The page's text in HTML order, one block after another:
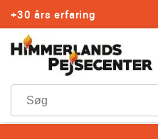
+30 års erfaring